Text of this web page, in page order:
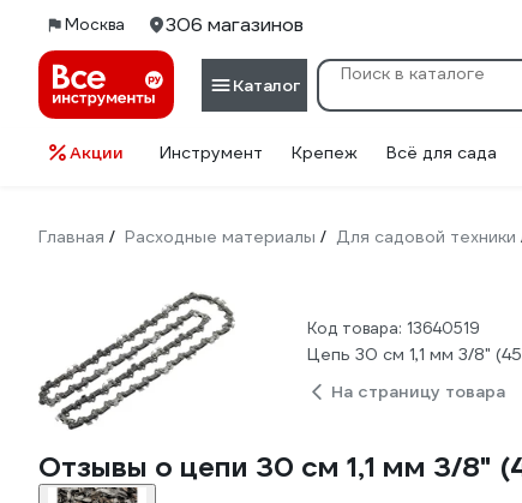
Москва 306 магазинов
Каталог
Акции Инструмент Крепеж Всё для сада
Главная / Расходные материалы / Для садовой техники
Код товара: 13640519
Цепь 30 см 1,1 мм 3/8"
На страницу товара
Отзывы о цепи 30 см 1,1 мм 3/8"